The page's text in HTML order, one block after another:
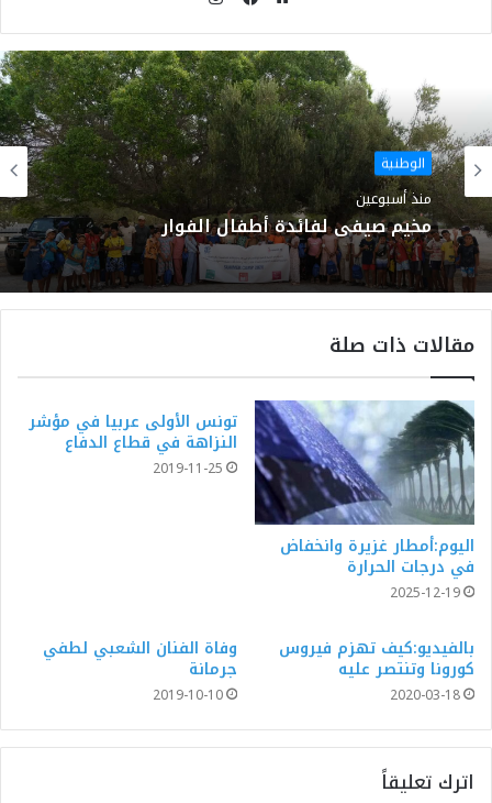
الويب
الوطنية
منذ أسبوعين
مخيم صيفي لفائدة أطفال الفوار
مقالات ذات صلة
اليوم:أمطار غزيرة وانخفاض
في درجات الحرارة
2025-12-19
تونس الأولى عربيا في مؤشر
النزاهة في قطاع الدفاع
2019-11-25
بالفيديو:كيف تهزم فيروس
كورونا وتنتصر عليه
2020-03-18
وفاة الفنان الشعبي لطفي
جرمانة
2019-10-10
اترك تعليقاً